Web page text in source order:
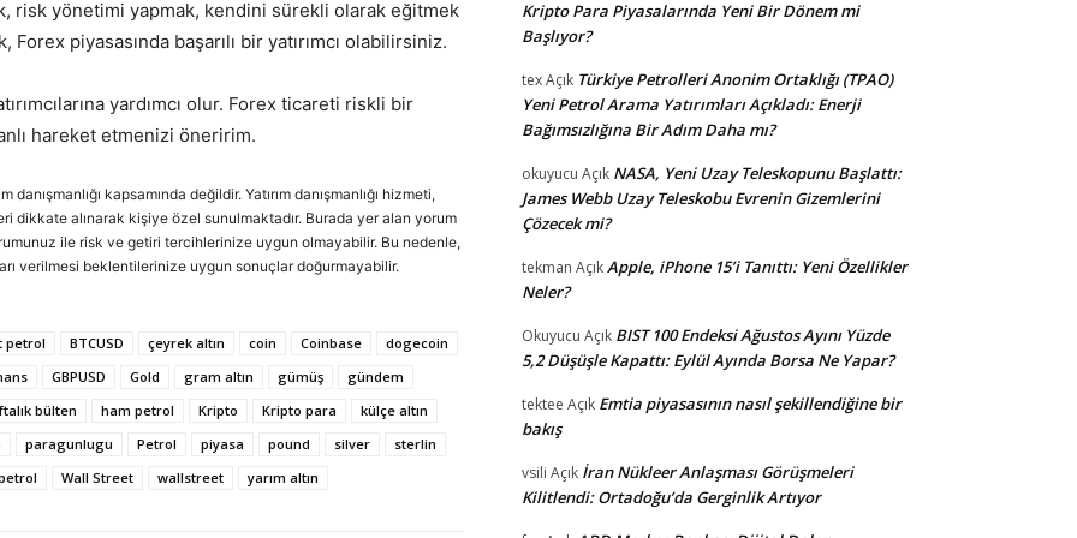
risk yönetimi yapmak, kendini sürekli olarak eğitmek
piyasasında başarılı bir yatırımcı olabilirsiniz.
yardımcı olur. Forex ticareti riskli bir
hareket etmenizi öneririm.
kapsamında değildir. Yatırım danışmanlığı hizmeti,
dikkate alınarak kişiye özel sunulmaktadır. Burada yer alan yorum
ile risk ve getiri tercihlerinize uygun olmayabilir. Bu nedenle,
verilmesi beklentilerinize uygun sonuçlar doğurmayabilir.
petrol BTCUSD çeyrek altın coin Coinbase
dogecoin
GBPUSD Gold gram altın gümüş
gündem
bülten
ham petrol Kripto Kripto para
külçe altın
paragunlugu Petrol piyasa pound silver
sterlin
Wall Street wallstreet yarım altın
Kripto Para Piyasalarında Yeni Bir Dönem mi
Başlıyor?
texAçık Türkiye Petrolleri Anonim Ortaklığı (TPAO)
Yeni Petrol Arama Yatırımları Açıkladı: Enerji
Bağımsızlığına Bir Adım Daha mı?
okuyucu Açık NASA, Yeni Uzay Teleskopunu Başlattı:
James Webb Uzay Teleskobu Evrenin Gizemlerini
Çözecek mi?
tekman AçıkApple, iPhone 15’i Tanıttı: Yeni Özellikler
Neler?
Okuyucu Açık BIST 100 Endeksi Ağustos Ayını Yüzde
5,2 Düşüşle Kapattı: Eylül Ayında Borsa Ne Yapar?
tektee Açık Emtia piyasasının nasıl şekillendiğine bir
bakış
vsili Açık İran Nükleer Anlaşması Görüşmeleri
Kilitlendi: Ortadoğu’da Gerginlik Artıyor